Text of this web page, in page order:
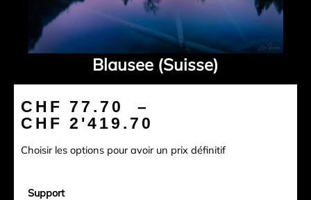
Blausee (Suisse)
CHF 77.70
–
CHF 2'419.70
CHF 77.70
Choisir les options pour avoir un prix définitif
Support